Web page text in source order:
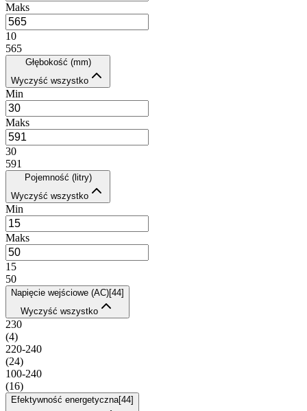
Maks
10
565
Głębokość (mm)
Wyczyść wszystko
Min
Maks
30
591
Pojemność (litry)
Wyczyść wszystko
Min
Maks
15
50
Napięcie wejściowe (AC)[44]
Wyczyść wszystko
230
(4)
220-240
(24)
100-240
(16)
Efektywność energetyczna[44]